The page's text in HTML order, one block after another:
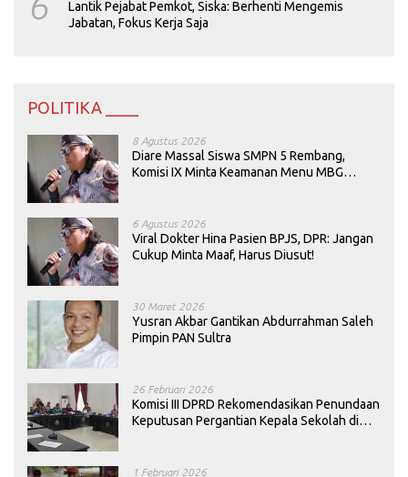
Lantik Pejabat Pemkot, Siska: Berhenti Mengemis
Jabatan, Fokus Kerja Saja
POLITIKA ____
8 Agustus 2026
Diare Massal Siswa SMPN 5 Rembang,
Komisi IX Minta Keamanan Menu MBG
6 Agustus 2026
Viral Dokter Hina Pasien BPJS, DPR: Jangan
Cukup Minta Maaf, Harus Diusut!
30 Maret 2026
Yusran Akbar Gantikan Abdurrahman Saleh
Pimpin PAN Sultra
26 Februari 2026
Komisi III DPRD Rekomendasikan Penundaan
Keputusan Pergantian Kepala Sekolah di
1 Februari 2026